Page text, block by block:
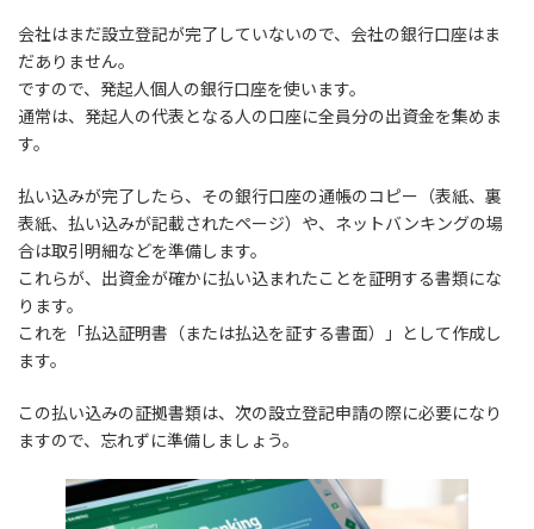
会社はまだ設立登記が完了していないので、会社の銀行口座はま
だありません。
ですので、発起人個人の銀行口座を使います。
通常は、発起人の代表となる人の口座に全員分の出資金を集めま
す。
払い込みが完了したら、その銀行口座の通帳のコピー（表紙、裏
表紙、払い込みが記載されたページ）や、ネットバンキングの場
合は取引明細などを準備します。
これらが、出資金が確かに払い込まれたことを証明する書類にな
ります。
これを「払込証明書（または払込を証する書面）」として作成し
ます。
この払い込みの証拠書類は、次の設立登記申請の際に必要になり
ますので、忘れずに準備しましょう。